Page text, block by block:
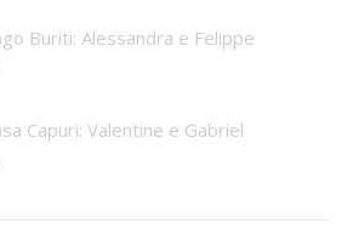
Buriti: Alessandra e Felippe
Capuri: Valentine e Gabriel